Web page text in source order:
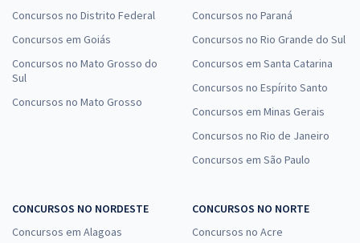
Concursos no Distrito Federal
Concursos em Goiás
Concursos no Mato Grosso do
Sul
Concursos no Mato Grosso
Concursos no Paraná
Concursos no Rio Grande do Sul
Concursos em Santa Catarina
Concursos no Espírito Santo
Concursos em Minas Gerais
Concursos no Rio de Janeiro
Concursos em São Paulo
CONCURSOS NO NORDESTE
Concursos em Alagoas
CONCURSOS NO NORTE
Concursos no Acre